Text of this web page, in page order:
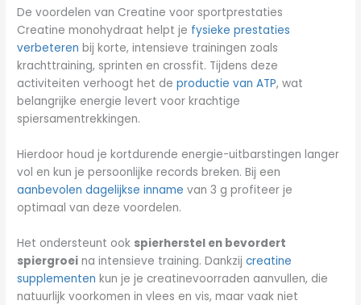
De voordelen van Creatine voor sportprestaties
Creatine monohydraat helpt je fysieke prestaties
verbeteren bij korte, intensieve trainingen zoals
krachttraining, sprinten en crossfit. Tijdens deze
activiteiten verhoogt het deproductie van ATP, wat
belangrijke energie levert voor krachtige
spiersamentrekkingen.
Hierdoor houd je kortdurende energie-uitbarstingen langer
vol en kun je persoonlijke records breken. Bij een
aanbevolen dagelijkse inname van 3 g profiteer je
optimaal van deze voordelen.
Het ondersteunt ook spierherstel en bevordert
spiergroei na intensieve training. Dankzijcreatine
supplementen kun je je creatinevoorraden aanvullen, die
natuurlijk voorkomen in vlees en vis, maar vaak niet